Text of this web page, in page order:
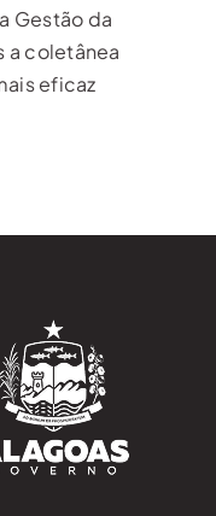
Gestão da
a coletânea
eficaz